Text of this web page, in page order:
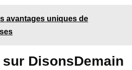
avantages uniques de
DisonsDemain